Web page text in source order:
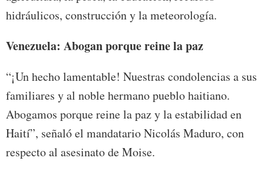
hidráulicos, construcción y la meteorología.
Venezuela: Abogan porque reine la paz
“¡Un hecho lamentable! Nuestras condolencias a sus
familiares y al noble hermano pueblo haitiano.
Abogamos porque reine la paz y la estabilidad en
Haití”, señaló el mandatario Nicolás Maduro, con
respecto al asesinato de Moise.